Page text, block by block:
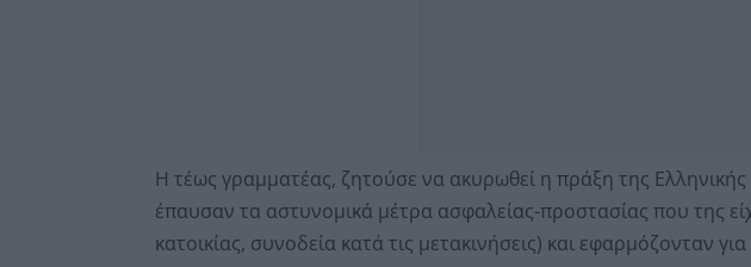
Η τέως γραμματέας, ζητούσε να ακυρωθεί η πράξη της
έπαυσαν τα αστυνομικά μέτρα ασφαλείας-προστασίας που της
κατοικίας, συνοδεία κατά τις μετακινήσεις) και εφαρμόζονταν